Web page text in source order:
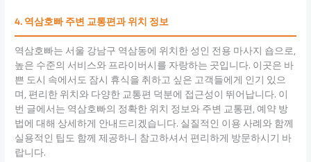
4. 역삼호빠 주변 교통편과 위치 정보
역삼호빠는 서울 강남구 역삼동에 위치한 성인 전용 마사지 숍으로,
높은 수준의 서비스와 프라이버시를 자랑하는 곳입니다. 이곳은 바
쁜 도시 속에서도 잠시 휴식을 취하고 싶은 고객들에게 인기 있으
며, 편리한 위치와 다양한 교통편 덕분에 접근성이 뛰어납니다. 이
번 글에서는 역삼호빠의 정확한 위치 정보와 주변 교통편, 예약 방
법에 대해 상세하게 안내드리겠습니다. 실질적인 이용 사례와 함께
실용적인 팁도 함께 제공하니 참고하셔서 편리하게 방문하시기 바
랍니다.